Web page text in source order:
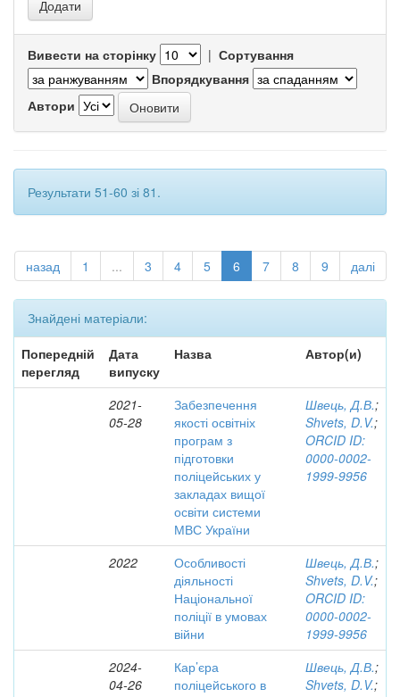
Вивести на сторінку | Сортування
Впорядкування
Автори
Результати 51-60 зі 81.
назад 1 ... 3 4 5 6 7 8 9 далі
Знайдені матеріали:
Попередній
перегляд
Дата
випуску
Назва Автор(и)
2021-
05-28
Забезпечення
якості освітніх
програм з
підготовки
поліцейських у
закладах вищої
освіти системи
МВС України
Швець, Д.В.;
Shvets, D.V.;
ORCID ID:
0000-0002-
1999-9956
2022
Особливості
діяльності
Національної
поліції в умовах
війни
Швець, Д.В.;
Shvets, D.V.;
ORCID ID:
0000-0002-
1999-9956
2024-
04-26
Кар’єра
поліцейського в
Швець, Д.В.;
Shvets, D.V.;